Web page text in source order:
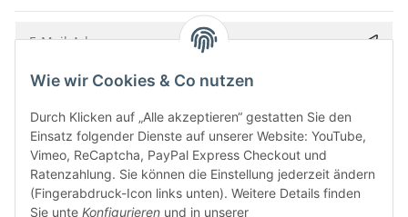
Bitte senden Sie mir entsprechend IhrerDatenschutzerklärung
Wie wir Cookies & Co nutzen
Durch Klicken auf „Alle akzeptieren“ gestatten Sie den
Einsatz folgender Dienste auf unserer Website: YouTube,
Vimeo, ReCaptcha, PayPal Express Checkout und
Ratenzahlung. Sie können die Einstellung jederzeit ändern
(Fingerabdruck-Icon links unten). Weitere Details finden
Sie unte Konfigurieren und in unserer